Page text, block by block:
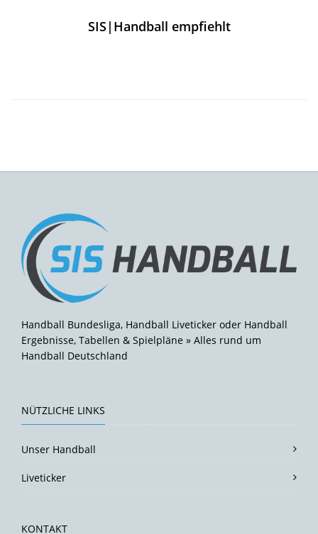
SIS|Handball empfiehlt
Handball Bundesliga, Handball Liveticker oder Handball
Ergebnisse, Tabellen & Spielpläne » Alles rund um
Handball Deutschland
NÜTZLICHE LINKS
Unser Handball
Liveticker
KONTAKT